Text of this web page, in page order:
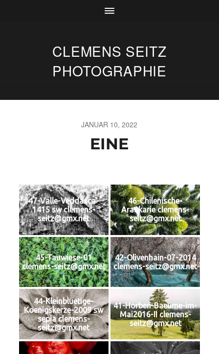
CLEMENS SEITZ
PHOTOGRAPHIE
JANUAR 10, 2022
EINE
47-Valle-Veddasca-
1415 sw clemens-
seitz@gmx.net
46-Chilenische-
Araukarie clemens-
seitz@gmx.net
45-Tauwiese-01
clemens-seitz@gmx.net
42-Olivenhain-07-2014
clemens-seitz@gmx.net
44-Kleinbluetige-
Koenigskerze-2009 sw
sepia clemens-
seitz@gmx.net
41-Horben-Baeume-im-
Mai2016-II clemens-
seitz@gmx.net